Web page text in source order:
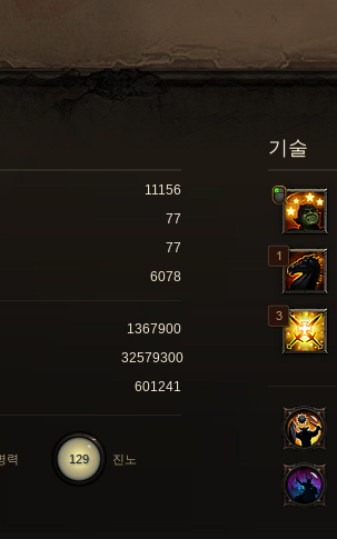
기술
11156
77
77
6078
1367900
32579300
601241
129 진노
력